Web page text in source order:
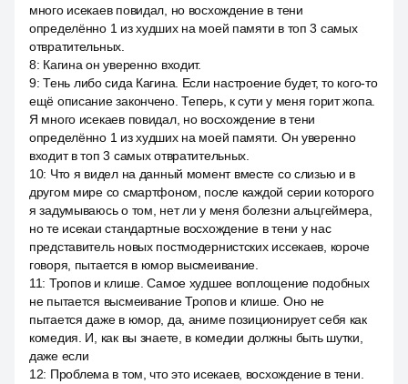
много исекаев повидал, но восхождение в тени
определённо 1 из худших на моей памяти в топ 3 самых
отвратительных.
8: Кагина он уверенно входит.
9:Тень либо сида Кагина. Если настроение будет, то кого-то
ещё описание закончено. Теперь, к сути у меня горит жопа.
Я много исекаев повидал, но восхождение в тени
определённо 1 из худших на моей памяти. Он уверенно
входит в топ 3 самых отвратительных.
10: Что я видел на данный момент вместе со слизью и в
другом мире со смартфоном, после каждой серии которого
я задумываюсь о том, нет ли у меня болезни альцгеймера,
но те исекаи стандартные восхождение в тени у нас
представитель новых постмодернистских иссекаев, короче
говоря, пытается в юмор высмеивание.
11: Тропов и клише. Самое худшее воплощение подобных
не пытается высмеивание Тропов и клише. Оно не
пытается даже в юмор, да, аниме позиционирует себя как
комедия. И, как вы знаете, в комедии должны быть шутки,
даже если
12: Проблема в том, что это исекаев, восхождение в тени.